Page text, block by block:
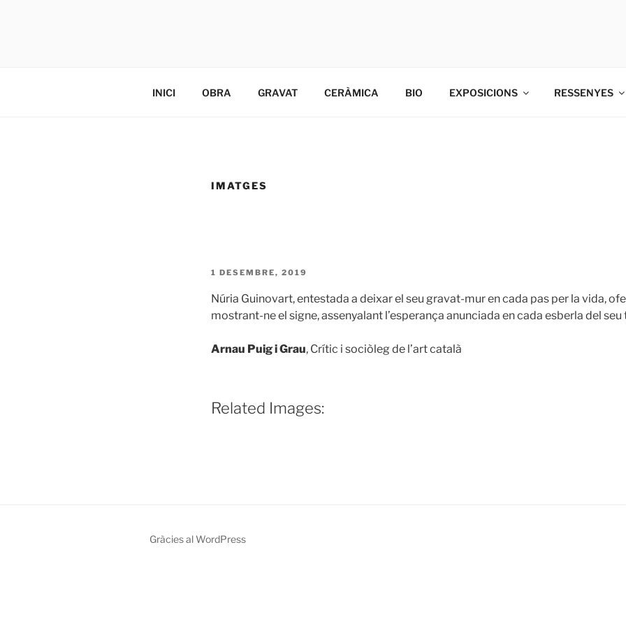
INICI OBRA GRAVAT CERÀMICA BIO EXPOSICIONS RESSENYES
IMATGES
PUBLICAT
1 DESEMBRE, 2019
Núria Guinovart, entestada a deixar el seu gravat-mur en cada pas per la vida,
mostrant-ne el signe, assenyalant l’esperança anunciada en cada esberla del seu
Arnau Puig i Grau, Crític i sociòleg de l’art català
Related Images:
Gràcies al WordPress